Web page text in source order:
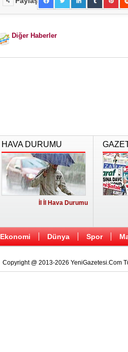
Diğer Haberler
HAVA DURUMU
İl İl Hava Durumu
Ekonomi Dünya Spor
Copyright @ 2013-2026 YeniGazetesi.Com